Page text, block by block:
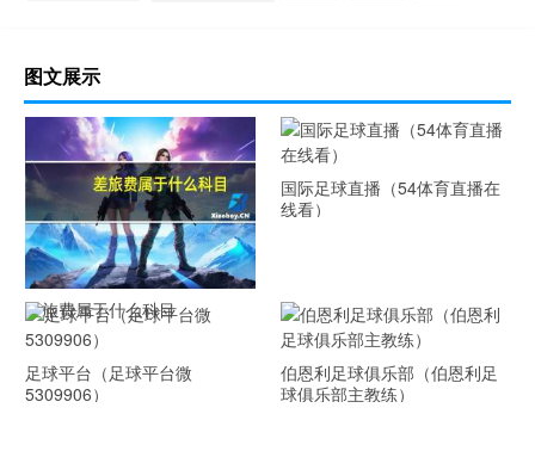
图文展示
差旅费属于什么科目
国际足球直播（54体育直播在
线看）
足球平台（足球平台微
5309906）
伯恩利足球俱乐部（伯恩利足
球俱乐部主教练）